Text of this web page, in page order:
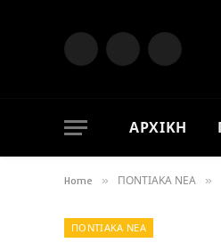
Facebook Instagram
ΑΡΧΙΚΗ
Home » ΠΟΝΤΙΑΚΑ ΝΕΑ »
ΠΟΝΤΙΑΚΑ ΝΕΑ